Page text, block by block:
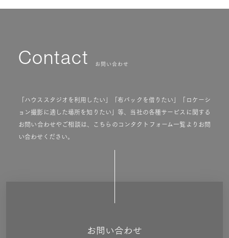
Contact お問い合わせ
「ハウススタジオを利用したい」「布バックを借りたい」「ロケーシ
ョン撮影に適した場所を知りたい」等、当社の各種サービスに関する
お問い合わせやご相談は、こちらのコンタクトフォーム一覧よりお問
い合わせください。
お問い合わせ